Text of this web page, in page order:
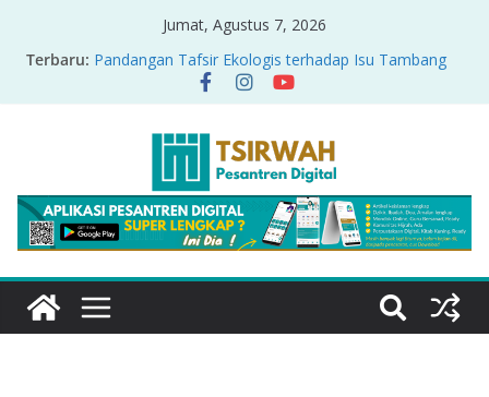
Jumat, Agustus 7, 2026
Terbaru: Pandangan Tafsir Ekologis terhadap Isu Tambang
Nikel di Raja Ampat
PRODUK RELASI KUASA-IDIOLOGI PADA TAFSIR
Sirah Nabawiyah
Oversharing dan Privasi dalam Al-Qur’an: “Ketika
Ayat Bicara Soal Curhat di Sosmed”
Menyikapi Fatherless, Kisah Lukman Menjadi
Cerminan